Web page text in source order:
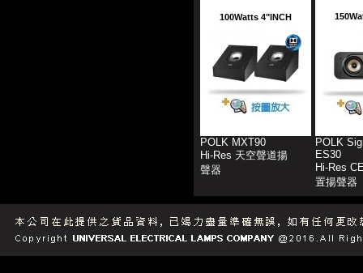
100Watts 4"INCH
POLK MXT90
Hi-Res 天空聲道揚
聲器
POLK
ES30
Hi-Res
置揚聲器